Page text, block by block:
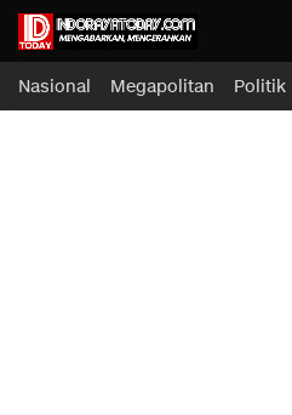
Nasional Megapolitan Politik